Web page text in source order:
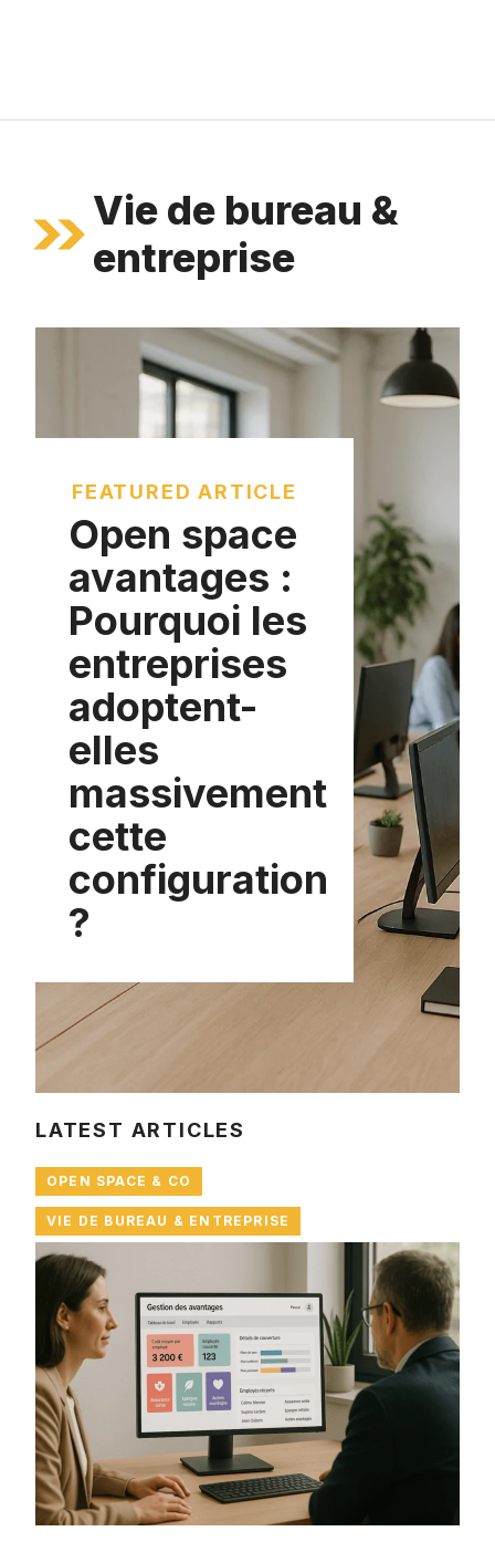
Vie de bureau &
entreprise
FEATURED ARTICLE
Open space
avantages :
Pourquoi les
entreprises
adoptent-
elles
massivement
cette
configuration
?
LATEST ARTICLES
OPEN SPACE & CO
VIE DE BUREAU & ENTREPRISE